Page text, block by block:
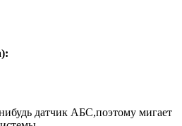
датчик АБС,поэтому мигает